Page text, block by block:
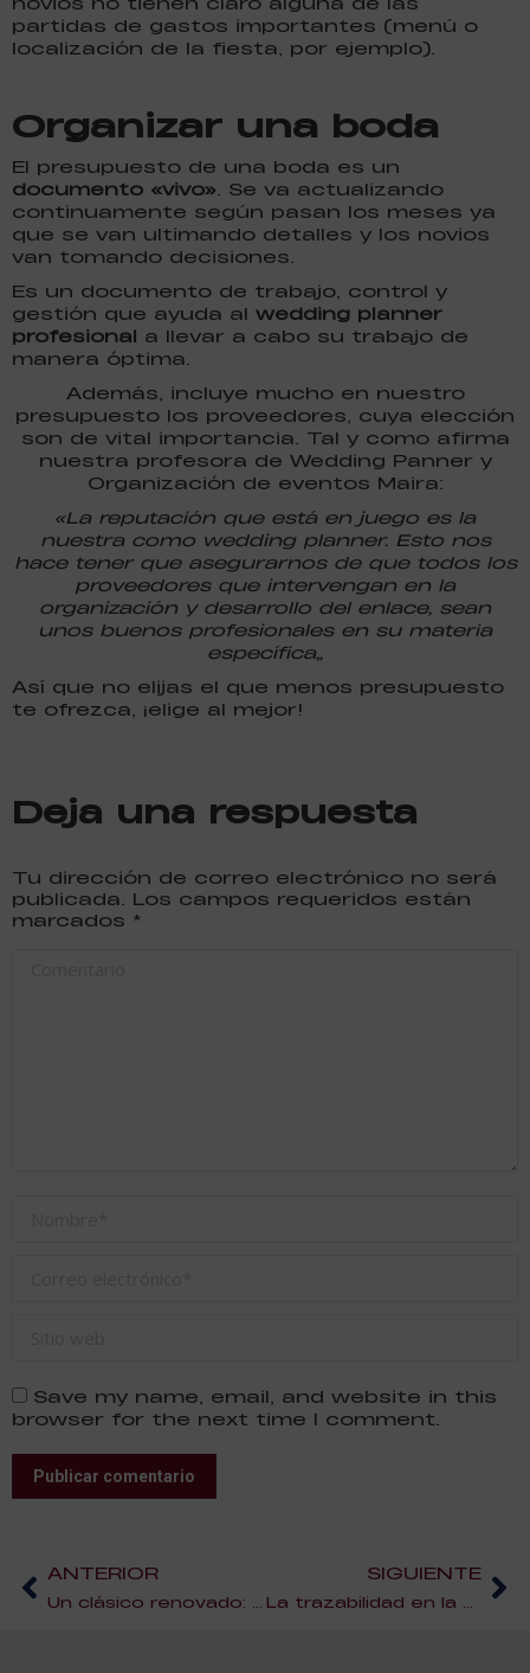
partidas de gastos importantes (menú o
localización de la fiesta, por ejemplo).
Organizar una boda
El presupuesto de una boda es un
documento «vivo». Se va actualizando
continuamente según pasan los meses ya
que se van ultimando detalles y los novios
van tomando decisiones.
Es un documento de trabajo, control y
gestión que ayuda al wedding planner
profesional a llevar a cabo su trabajo de
manera óptima.
Además, incluye mucho en nuestro
presupuesto los proveedores, cuya elección
son de vital importancia. Tal y como afirma
nuestra profesora de Wedding Panner y
Organización de eventos Maira:
«La reputación que está en juego es la
nuestra como wedding planner. Esto nos
hace tener que asegurarnos de que todos los
proveedores que intervengan en la
organización y desarrollo del enlace, sean
unos buenos profesionales en su materia
específica”
Así que no elijas el que menos presupuesto
te ofrezca, ¡elige al mejor!
Deja una respuesta
Tu dirección de correo electrónico no será
publicada. Los campos requeridos están
marcados *
Save my name, email, and website in this
browser for the next time I comment.
Publicar comentario
ANTERIOR SIGUIENTE